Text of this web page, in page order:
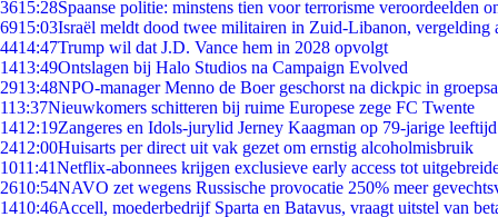
3615:28Spaanse politie: minstens tien voor terrorisme veroordeelden
6915:03Israël meldt dood twee militairen in Zuid-Libanon, vergelding
4414:47Trump wil dat J.D. Vance hem in 2028 opvolgt
1413:49Ontslagen bij Halo Studios na Campaign Evolved
2913:48NPO-manager Menno de Boer geschorst na dickpic in
113:37Nieuwkomers schitteren bij ruime Europese zege FC Twente
1412:19Zangeres en Idols-jurylid Jerney Kaagman op 79-jarige
2412:00Huisarts per direct uit vak gezet om ernstig alcoholmisbruik
1011:41Netflix-abonnees krijgen exclusieve early access tot
2610:54NAVO zet wegens Russische provocatie 250% meer
1410:46Accell, moederbedrijf Sparta en Batavus, vraagt uitstel van